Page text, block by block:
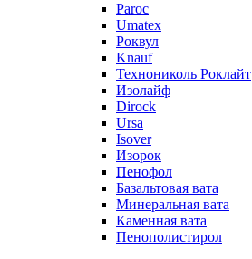
Paroc
Umatex
Роквул
Knauf
Технониколь Роклайт
Изолайф
Dirock
Ursa
Isover
Изорок
Пенофол
Базальтовая вата
Минеральная вата
Каменная вата
Пенополистирол